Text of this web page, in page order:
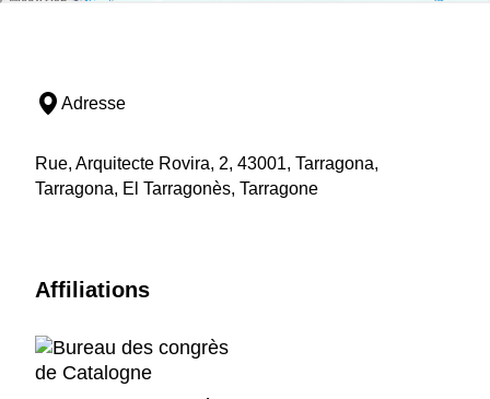
Adresse
Rue, Arquitecte Rovira, 2, 43001, Tarragona,
Tarragona, El Tarragonès, Tarragone
Affiliations